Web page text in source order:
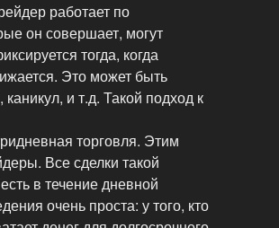
работает по
он совершает, могут
тогда, когда
Это может быть
и т.д. Такой подход к
торговля. Этим
Все сделки такой
в течение дневной
очень проста: у того, кто